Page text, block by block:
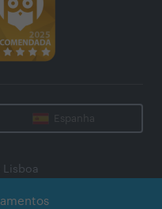
Espanha
Lisboa
Digital, S.A.